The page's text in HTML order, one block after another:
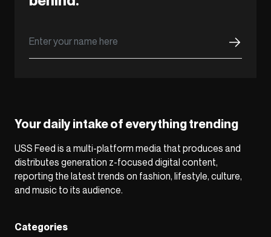
Your daily intake of everything trending
USS Feed is a multi-platform media that produces and
distributes generation z-focused digital content,
reporting the latest trends on fashion, lifestyle, culture,
and music to its audience.
Categories